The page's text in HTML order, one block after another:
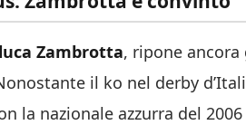
Zambrotta, ripone
il ko nel derby
la nazionale azzurra del